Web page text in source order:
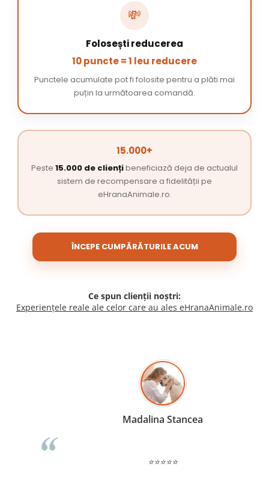
💸
Folosești reducerea
10 puncte = 1 leu reducere
Punctele acumulate pot fi folosite pentru a plăti mai
puțin la următoarea comandă.
15.000+
Peste 15.000 de cliențibeneficiază deja de actualul
sistem de recompensare a fidelității pe
eHranaAnimale.ro.
ÎNCEPE CUMPĂRĂTURILE ACUM
Ce spun clienții noștri:
Experiențele reale ale celor care au ales eHranaAnimale.ro
Madalina Stancea
⭐⭐⭐⭐⭐